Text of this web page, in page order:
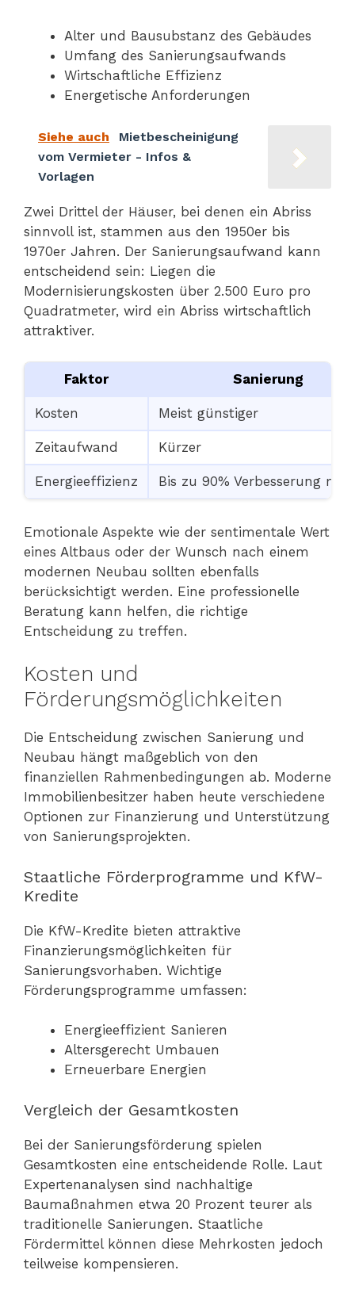
Alter und Bausubstanz des Gebäudes
Umfang des Sanierungsaufwands
Wirtschaftliche Effizienz
Energetische Anforderungen
Siehe auch
Mietbescheinigung
vom Vermieter - Infos &
Vorlagen
Zwei Drittel der Häuser, bei denen ein Abriss
sinnvoll ist, stammen aus den 1950er bis
1970er Jahren. Der Sanierungsaufwand kann
entscheidend sein: Liegen die
Modernisierungskosten über 2.500 Euro pro
Quadratmeter, wird ein Abriss wirtschaftlich
attraktiver.
Faktor Sanierung
Kosten Meist günstiger
Zeitaufwand Kürzer
Energieeffizienz Bis zu 90% Verbesserung
Emotionale Aspekte wie der sentimentale Wert
eines Altbaus oder der Wunsch nach einem
modernen Neubau sollten ebenfalls
berücksichtigt werden. Eine professionelle
Beratung kann helfen, die richtige
Entscheidung zu treffen.
Kosten und
Förderungsmöglichkeiten
Die Entscheidung zwischen Sanierung und
Neubau hängt maßgeblich von den
finanziellen Rahmenbedingungen ab. Moderne
Immobilienbesitzer haben heute verschiedene
Optionen zur Finanzierung und Unterstützung
von Sanierungsprojekten.
Staatliche Förderprogramme und KfW-
Kredite
Die KfW-Kredite bieten attraktive
Finanzierungsmöglichkeiten für
Sanierungsvorhaben. Wichtige
Förderungsprogramme umfassen:
Energieeffizient Sanieren
Altersgerecht Umbauen
Erneuerbare Energien
Vergleich der Gesamtkosten
Bei der Sanierungsförderung spielen
Gesamtkosten eine entscheidende Rolle. Laut
Expertenanalysen sind nachhaltige
Baumaßnahmen etwa 20 Prozent teurer als
traditionelle Sanierungen. Staatliche
Fördermittel können diese Mehrkosten jedoch
teilweise kompensieren.